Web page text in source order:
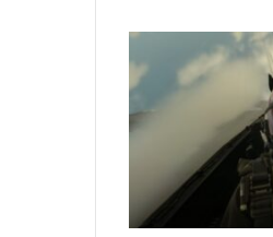
“Top
Gun:
Maverick”
recibe
aclamos
comunidad
cinematográfica